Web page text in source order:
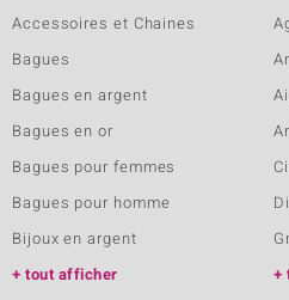
Accessoires et Chaines
Bagues
Bagues en argent
Bagues en or
Bagues pour femmes
Bagues pour homme
Bijoux en argent
tout afficher